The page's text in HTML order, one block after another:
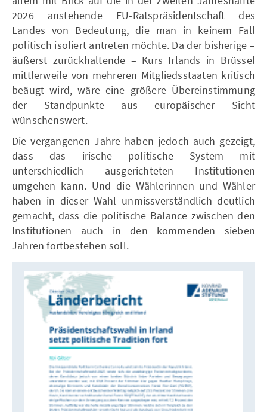
2026 anstehende EU-Ratspräsidentschaft des
Landes von Bedeutung, die man in keinem Fall
politisch isoliert antreten möchte. Da der bisherige –
äußerst zurückhaltende – Kurs Irlands in Brüssel
mittlerweile von mehreren Mitgliedsstaaten kritisch
beäugt wird, wäre eine größere Übereinstimmung
der Standpunkte aus europäischer Sicht
wünschenswert.
Die vergangenen Jahre haben jedoch auch gezeigt,
dass das irische politische System mit
unterschiedlich ausgerichteten Institutionen
umgehen kann. Und die Wählerinnen und Wähler
haben in dieser Wahl unmissverständlich deutlich
gemacht, dass die politische Balance zwischen den
Institutionen auch in den kommenden sieben
Jahren fortbestehen soll.